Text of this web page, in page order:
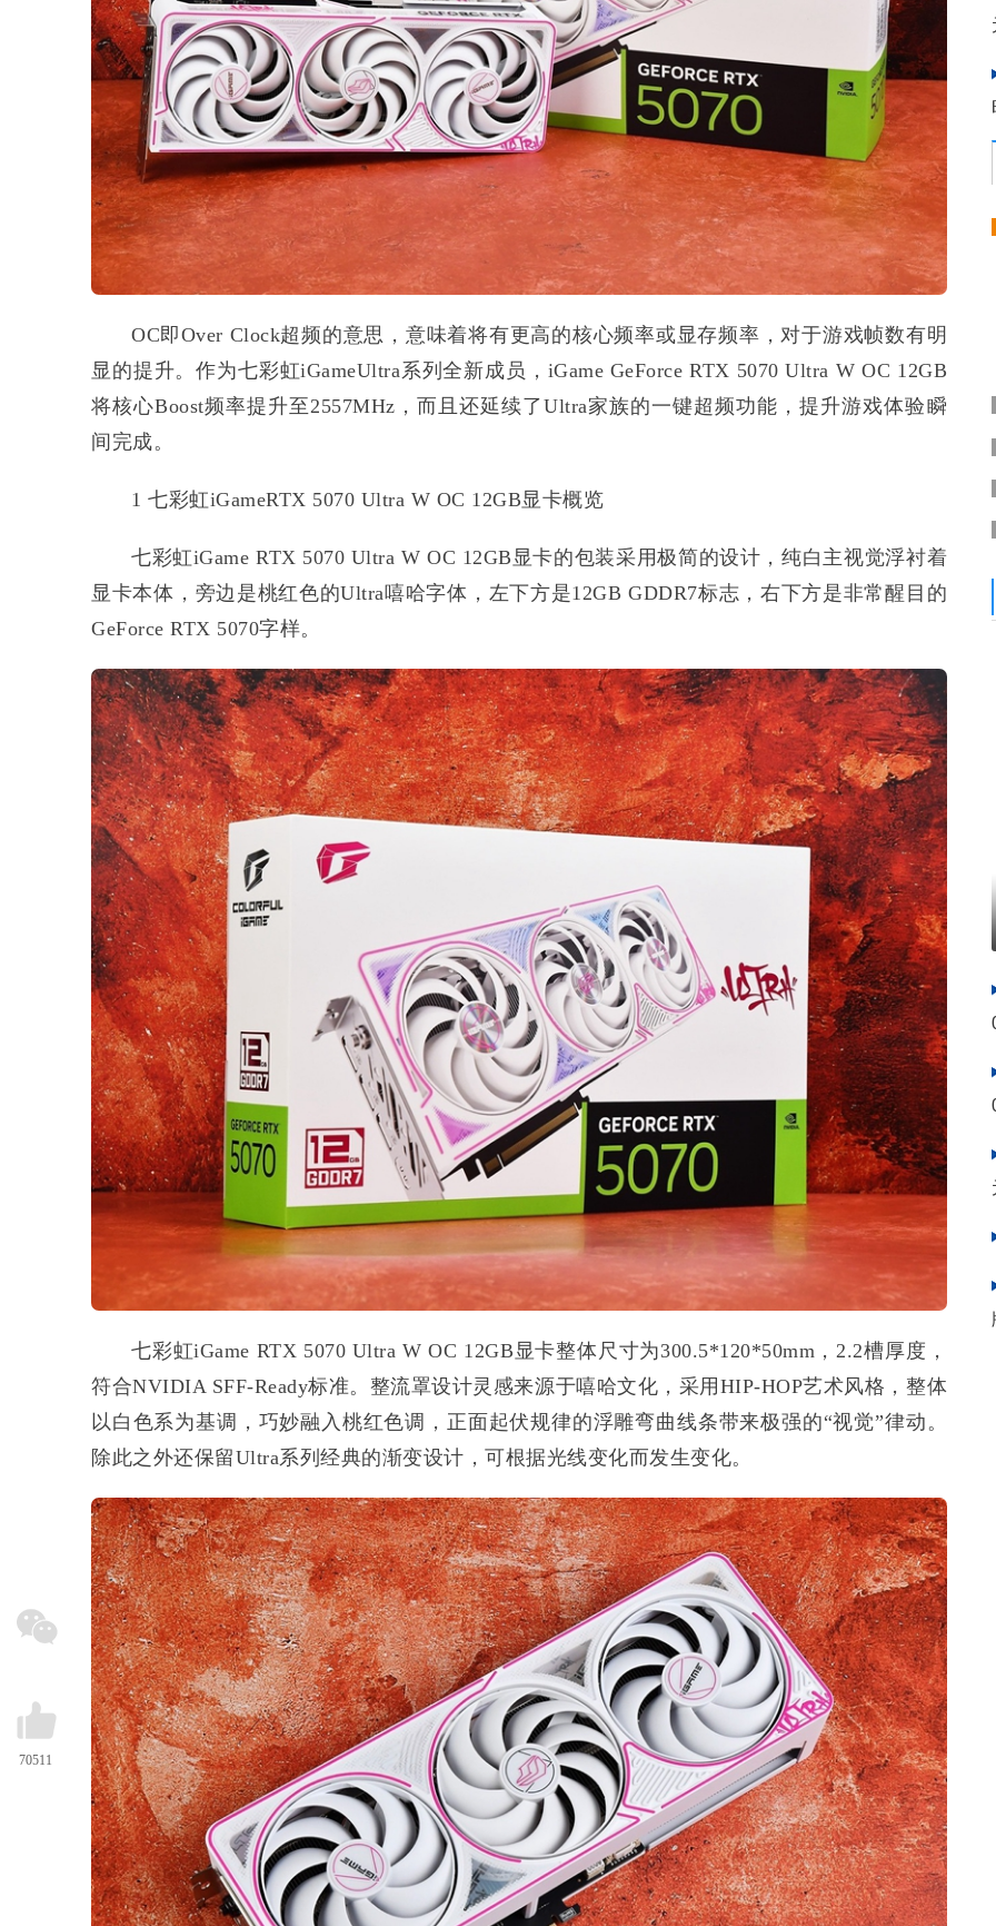
OC即Over Clock超频的意思，意味着将有更高的核心频率或显存频率，对于游戏帧数有明
显的提升。作为七彩虹iGameUltra系列全新成员，iGame GeForce RTX 5070 Ultra W OC 12GB
将核心Boost频率提升至2557MHz，而且还延续了Ultra家族的一键超频功能，提升游戏体验瞬
间完成。
1 七彩虹iGameRTX 5070 Ultra W OC 12GB显卡概览
七彩虹iGame RTX 5070 Ultra W OC 12GB显卡的包装采用极简的设计，纯白主视觉浮衬着
显卡本体，旁边是桃红色的Ultra嘻哈字体，左下方是12GB GDDR7标志，右下方是非常醒目的
GeForce RTX 5070字样。
七彩虹iGame RTX 5070 Ultra W OC 12GB显卡整体尺寸为300.5*120*50mm，2.2槽厚度，
符合NVIDIA SFF-Ready标准。整流罩设计灵感来源于嘻哈文化，采用HIP-HOP艺术风格，整体
以白色系为基调，巧妙融入桃红色调，正面起伏规律的浮雕弯曲线条带来极强的“视觉”律动。
除此之外还保留Ultra系列经典的渐变设计，可根据光线变化而发生变化。
70511